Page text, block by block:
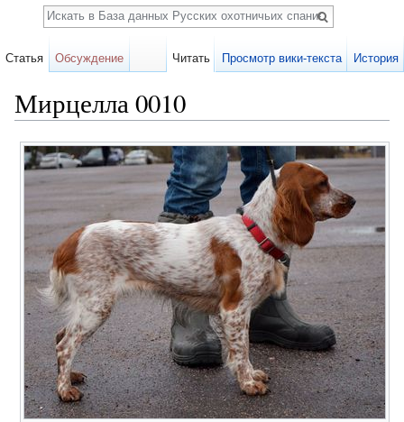
Мирцелла 0010
Карточка
собаки
Статья Обсуждение Читать Просмотр вики-текста История
Поиск